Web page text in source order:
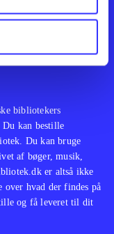
Feedback
bibliotekers
kan bestille
Du kan bruge
af bøger, musik,
er altså ikke
over hvad der findes på
og få leveret til dit